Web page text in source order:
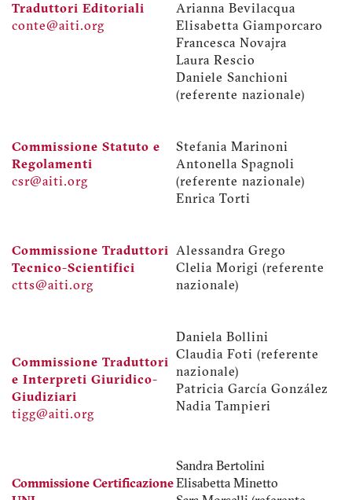
Traduttori Editoriali
conte@aiti.org
Arianna Bevilacqua
Elisabetta Giamporcaro
Francesca Novajra
Laura Rescio
Daniele Sanchioni
(referente nazionale)
Commissione Statuto e
Regolamenti
csr@aiti.org
Stefania Marinoni
Antonella Spagnoli
(referente nazionale)
Enrica Torti
Commissione Traduttori
Tecnico-Scientifici
ctts@aiti.org
Alessandra Grego
Clelia Morigi (referente
nazionale)
Commissione Traduttori
e Interpreti Giuridico-
Giudiziari
tigg@aiti.org
Daniela Bollini
Claudia Foti (referente
nazionale)
Patricia García González
Nadia Tampieri
Commissione Certificazione
Sandra Bertolini
Elisabetta Minetto